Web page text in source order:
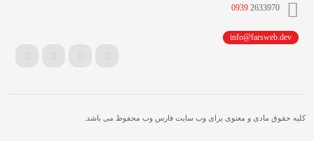
0939 2633970
info@farsweb.dev
کلیه حقوق مادی و معنوی برای وب سایت فارس وب محفوظ می باشد.